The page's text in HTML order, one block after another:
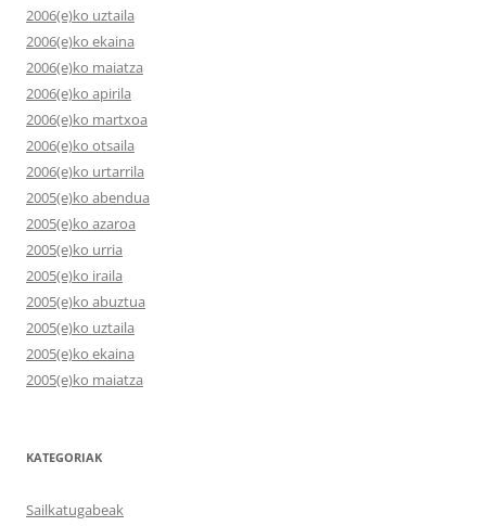
2006(e)ko uztaila
2006(e)ko ekaina
2006(e)ko maiatza
2006(e)ko apirila
2006(e)ko martxoa
2006(e)ko otsaila
2006(e)ko urtarrila
2005(e)ko abendua
2005(e)ko azaroa
2005(e)ko urria
2005(e)ko iraila
2005(e)ko abuztua
2005(e)ko uztaila
2005(e)ko ekaina
2005(e)ko maiatza
KATEGORIAK
Sailkatugabeak